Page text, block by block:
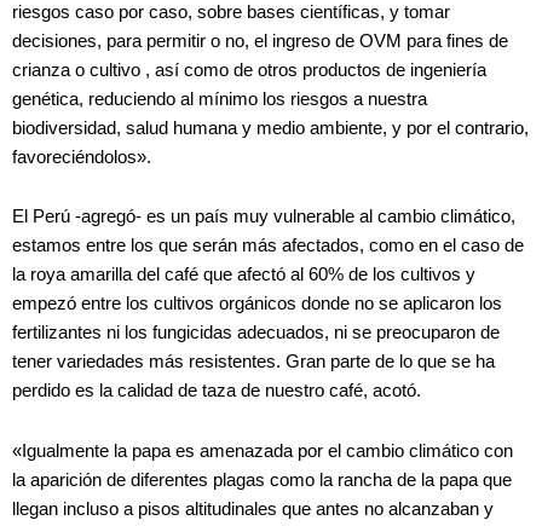
riesgos caso por caso, sobre bases científicas, y tomar
decisiones, para permitir o no, el ingreso de OVM para fines de
crianza o cultivo , así como de otros productos de ingeniería
genética, reduciendo al mínimo los riesgos a nuestra
biodiversidad, salud humana y medio ambiente, y por el contrario,
favoreciéndolos».
El Perú -agregó- es un país muy vulnerable al cambio climático,
estamos entre los que serán más afectados, como en el caso de
la roya amarilla del café que afectó al 60% de los cultivos y
empezó entre los cultivos orgánicos donde no se aplicaron los
fertilizantes ni los fungicidas adecuados, ni se preocuparon de
tener variedades más resistentes. Gran parte de lo que se ha
perdido es la calidad de taza de nuestro café, acotó.
«Igualmente la papa es amenazada por el cambio climático con
la aparición de diferentes plagas como la rancha de la papa que
llegan incluso a pisos altitudinales que antes no alcanzaban y